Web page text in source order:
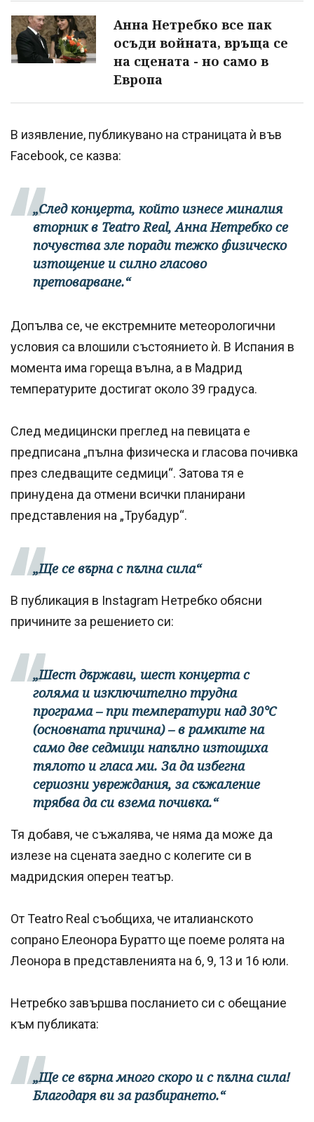
Анна Нетребко все пак
осъди войната, връща се
на сцената - но само в
Европа
В изявление, публикувано на страницата ѝ във
Facebook, се казва:
„След концерта, който изнесе миналия
вторник в Teatro Real, Анна Нетребко се
почувства зле поради тежко физическо
изтощение и силно гласово
претоварване.“
Допълва се, че екстремните метеорологични
условия са влошили състоянието ѝ. В Испания в
момента има гореща вълна, а в Мадрид
температурите достигат около 39 градуса.
След медицински преглед на певицата е
предписана „пълна физическа и гласова почивка
през следващите седмици“. Затова тя е
принудена да отмени всички планирани
представления на „Трубадур“.
„Ще се върна с пълна сила“
В публикация в Instagram Нетребко обясни
причините за решението си:
„Шест държави, шест концерта с
голяма и изключително трудна
програма – при температури над 30°C
(основната причина) – в рамките на
само две седмици напълно изтощиха
тялото и гласа ми. За да избегна
сериозни увреждания, за съжаление
трябва да си взема почивка.“
Тя добавя, че съжалява, че няма да може да
излезе на сцената заедно с колегите си в
мадридския оперен театър.
От Teatro Real съобщиха, че италианското
сопрано Елеонора Буратто ще поеме ролята на
Леонора в представленията на 6, 9, 13 и 16 юли.
Нетребко завършва посланието си с обещание
към публиката:
„Ще се върна много скоро и с пълна сила!
Благодаря ви за разбирането.“